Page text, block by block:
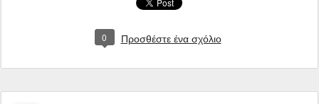
0 Προσθέστε ένα σχόλιο